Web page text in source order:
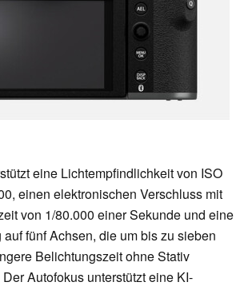
eine Lichtempfindlichkeit von ISO
einen elektronischen Verschluss mit
von 1/80.000 einer Sekunde und eine
fünf Achsen, die um bis zu sieben
Belichtungszeit ohne Stativ
Autofokus unterstützt eine KI-